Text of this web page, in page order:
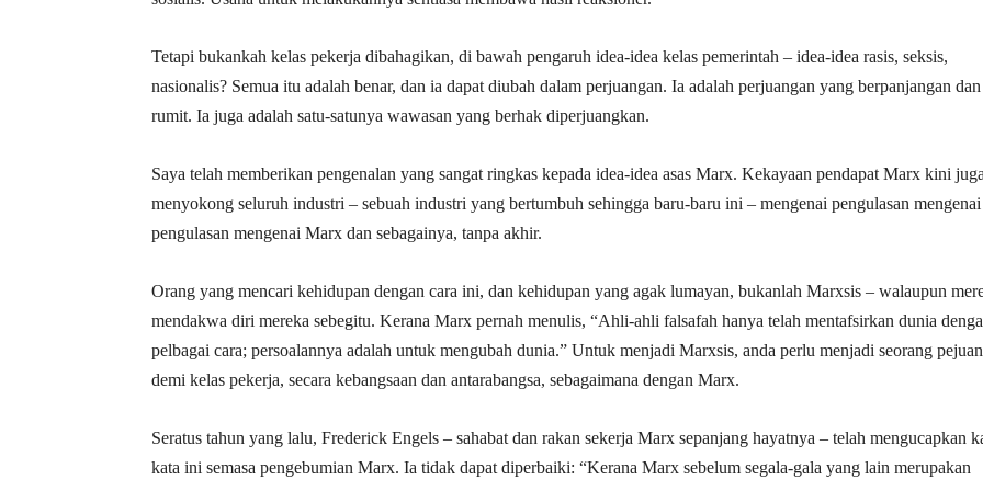
Tetapi bukankah kelas pekerja dibahagikan, di bawah pengaruh idea-idea kelas pemerintah – idea-idea rasis, seksis,
nasionalis? Semua itu adalah benar, dan ia dapat diubah dalam perjuangan. Ia adalah perjuangan yang berpanjangan dan
rumit. Ia juga adalah satu-satunya wawasan yang berhak diperjuangkan.
Saya telah memberikan pengenalan yang sangat ringkas kepada idea-idea asas Marx. Kekayaan pendapat Marx kini juga
menyokong seluruh industri – sebuah industri yang bertumbuh sehingga baru-baru ini – mengenai pengulasan mengenai
pengulasan mengenai Marx dan sebagainya, tanpa akhir.
Orang yang mencari kehidupan dengan cara ini, dan kehidupan yang agak lumayan, bukanlah Marxsis – walaupun
mendakwa diri mereka sebegitu. Kerana Marx pernah menulis, “Ahli-ahli falsafah hanya telah mentafsirkan dunia
pelbagai cara; persoalannya adalah untuk mengubah dunia.” Untuk menjadi Marxsis, anda perlu menjadi seorang
demi kelas pekerja, secara kebangsaan dan antarabangsa, sebagaimana dengan Marx.
Seratus tahun yang lalu, Frederick Engels – sahabat dan rakan sekerja Marx sepanjang hayatnya – telah mengucapkan
kata ini semasa pengebumian Marx. Ia tidak dapat diperbaiki: “Kerana Marx sebelum segala-gala yang lain merupakan